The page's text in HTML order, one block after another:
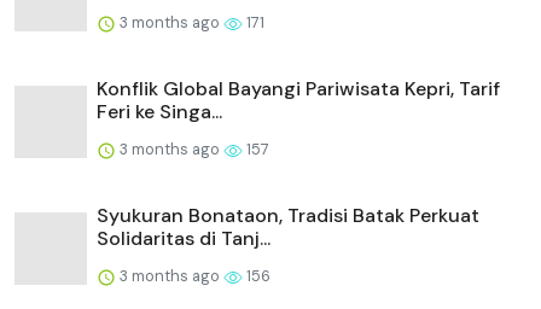
3 months ago 171
Konflik Global Bayangi Pariwisata Kepri, Tarif
Feri ke Singa...
3 months ago 157
Syukuran Bonataon, Tradisi Batak Perkuat
Solidaritas di Tanj...
3 months ago 156